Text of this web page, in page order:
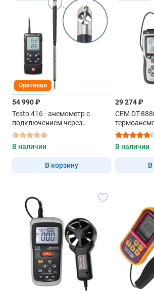
Оригинал
54 990 ₽
Testo 416 - анемометр с
подключением через
приложение
В наличии
В корзину
29 274 ₽
CEM DT-
щупом
6
В наличии
В